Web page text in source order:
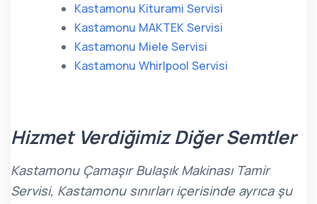
Kastamonu Kiturami Servisi
Kastamonu MAKTEK Servisi
Kastamonu Miele Servisi
Kastamonu Whirlpool Servisi
Hizmet Verdiğimiz Diğer Semtler
Kastamonu Çamaşır Bulaşık Makinası Tamir
Servisi, Kastamonu sınırları içerisinde ayrıca şu